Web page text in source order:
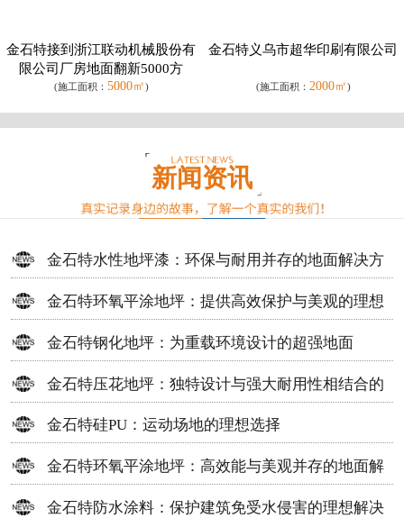
金石特接到浙江联动机械股份有
限公司厂房地面翻新5000方
(施工面积： 5000㎡)
金石特义乌市超华印刷有限公司
(施工面积： 2000㎡)
新闻资讯
金石特水性地坪漆：环保与耐用并存的地面解决方
案
金石特环氧平涂地坪：提供高效保护与美观的理想
选择
金石特钢化地坪：为重载环境设计的超强地面
金石特压花地坪：独特设计与强大耐用性相结合的
地面材料
金石特硅PU：运动场地的理想选择
金石特环氧平涂地坪：高效能与美观并存的地面解
决方案
金石特防水涂料：保护建筑免受水侵害的理想解决